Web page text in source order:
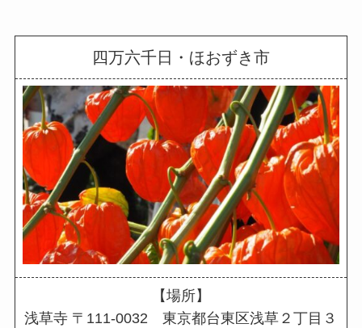
四万六千日・ほおずき市
【場所】
浅草寺 〒111-0032 東京都台東区浅草２丁目３